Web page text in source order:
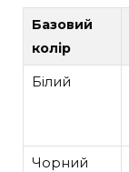
Базовий
колір
Білий
Чорний